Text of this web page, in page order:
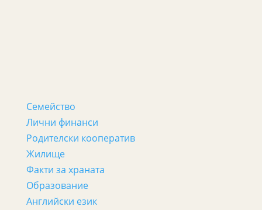
Семейство
Лични финанси
Родителски кооператив
Жилище
Факти за храната
Образование
Английски език